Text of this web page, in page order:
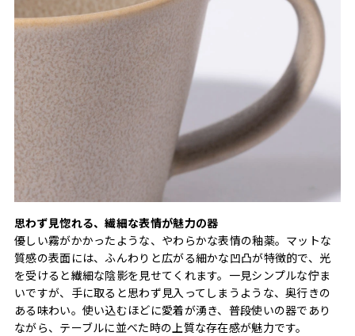
思わず見惚れる、繊細な表情が魅力の器
優しい霧がかかったような、やわらかな表情の釉薬。マットな
質感の表面には、ふんわりと広がる細かな凹凸が特徴的で、光
を受けると繊細な陰影を見せてくれます。一見シンプルな佇ま
いですが、手に取ると思わず見入ってしまうような、奥行きの
ある味わい。使い込むほどに愛着が湧き、普段使いの器であり
ながら、テーブルに並べた時の上質な存在感が魅力です。